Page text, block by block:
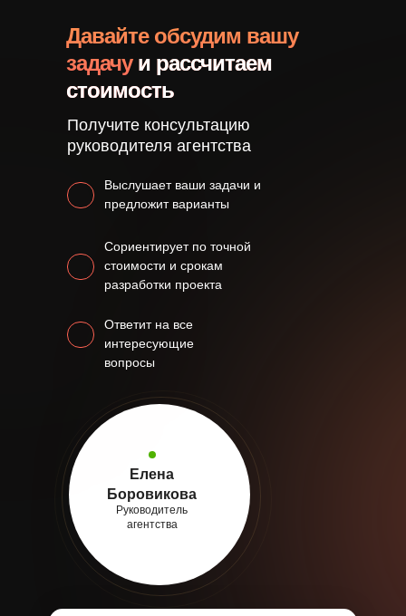
Сориентирует по точной
стоимости и срокам
разработки проекта
Получите консультацию
руководителя агентства
Ответит на все
интересующие
вопросы
Выслушает ваши задачи и
предложит варианты
Елена
Боровикова
Руководитель
агентства
Давайте обсудим вашу
задачу и рассчитаем
стоимость